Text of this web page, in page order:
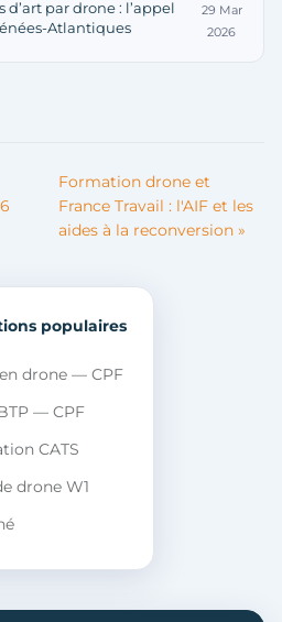
d’art par drone : l’appel
Atlantiques
29 Mar
2026
Formation drone et
France Travail : l'AIF et les
aides à la reconversion »
populaires
drone — CPF
— CPF
CATS
drone W1